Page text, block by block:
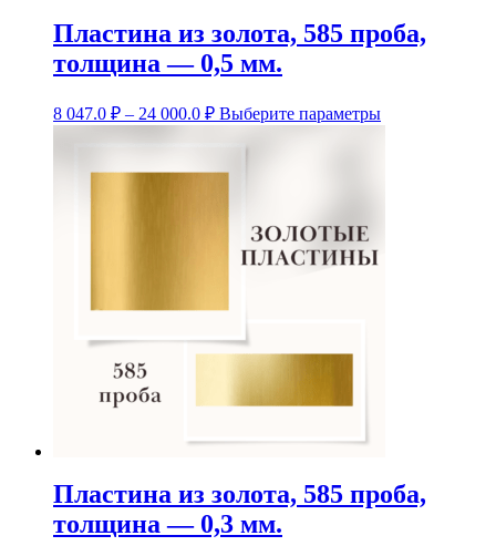
Пластина из золота, 585 проба,
толщина — 0,5 мм.
8 047.0 ₽ – 24 000.0 ₽Диапазон
цен:
047.0 ₽
000.0 ₽
Выберите параметрыЭтот
товар
Пластина из золота, 585 проба,
толщина — 0,3 мм.